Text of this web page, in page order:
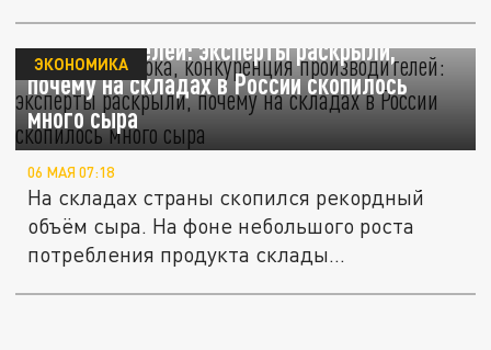
Избыток молока, конкуренция
производителей: эксперты раскрыли,
почему на складах в России скопилось
много сыра
ЭКОНОМИКА
06 МАЯ 07:18
На складах страны скопился рекордный
объём сыра. На фоне небольшого роста
потребления продукта склады...